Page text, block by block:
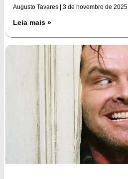
Augusto Tavares 3 de novembro de 2025
Leia mais »